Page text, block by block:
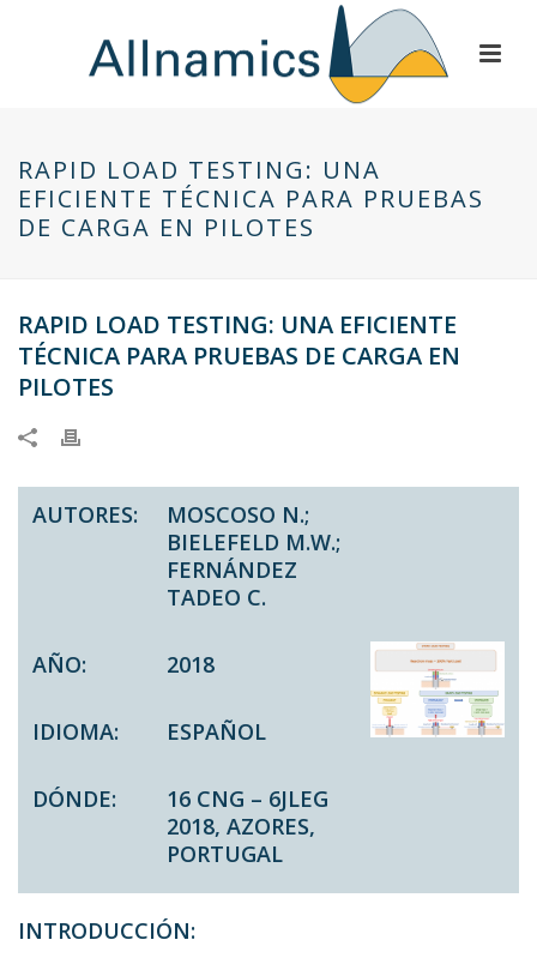
RAPID LOAD TESTING: UNA
EFICIENTE TÉCNICA PARA PRUEBAS
DE CARGA EN PILOTES
RAPID LOAD TESTING: UNA EFICIENTE
TÉCNICA PARA PRUEBAS DE CARGA EN
PILOTES
AUTORES:
MOSCOSO N.;
BIELEFELD M.W.;
FERNÁNDEZ
TADEO C.
AÑO: 2018
IDIOMA: ESPAÑOL
DÓNDE:
16 CNG – 6JLEG
2018, AZORES,
PORTUGAL
INTRODUCCIÓN: